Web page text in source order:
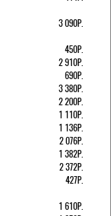
3 090Р.
450Р.
2 910Р.
690Р.
3 380Р.
2 200Р.
1 110Р.
1 136Р.
2 076Р.
1 382Р.
2 372Р.
427Р.
1 610Р.